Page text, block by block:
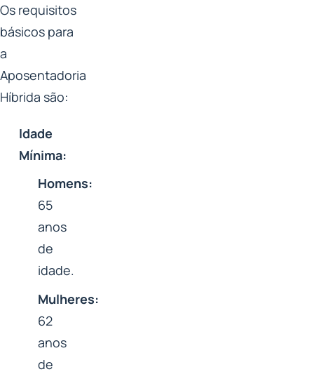
Os requisitos
básicos para
a
Aposentadoria
Híbrida são:
Idade
Mínima:
Homens:
65
anos
de
idade.
Mulheres:
62
anos
de